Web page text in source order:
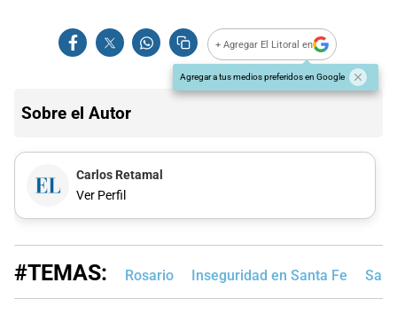
+ Agregar El Litoral en
Agregar a tus medios preferidos en Google
Sobre el Autor
Carlos Retamal
Ver Perfil
#TEMAS: Rosario Inseguridad en Santa Fe